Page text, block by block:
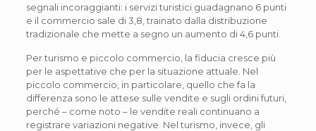
segnali incoraggianti: i servizi turistici guadagnano 6 punti
e il commercio sale di 3,8, trainato dalla distribuzione
tradizionale che mette a segno un aumento di 4,6 punti.
Per turismo e piccolo commercio, la fiducia cresce più
per le aspettative che per la situazione attuale. Nel
piccolo commercio, in particolare, quello che fa la
differenza sono le attese sulle vendite e sugli ordini futuri,
perché – come noto – le vendite reali continuano a
registrare variazioni negative. Nel turismo, invece, gli